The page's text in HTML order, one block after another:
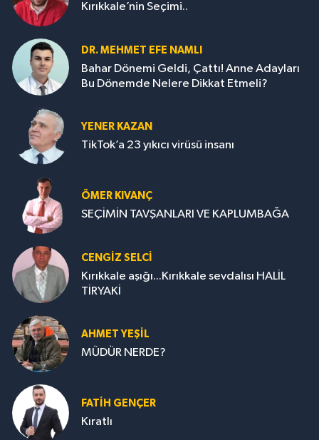
Kırıkkale’nin Seçimi..
DR. MEHMET EFE NAMLI
Bahar Dönemi Geldi, Çattı! Anne Adayları
Bu Dönemde Nelere Dikkat Etmeli?
YENER KAZAN
TikTok’a 23 yıkıcı virüsü insanı
ÖMER KIVANÇ
SEÇİMİN TAVŞANLARI VE KAPLUMBAĞA
CENGİZ SELCİ
Kırıkkale aşığı...Kırıkkale sevdalısı HALİL
TİRYAKİ
AHMET YEŞİL
MÜDÜR NERDE?
FATIH GENÇER
Kıratlı